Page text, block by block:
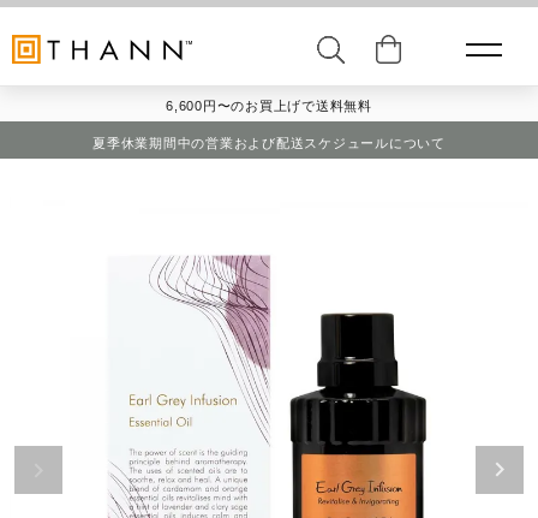
6,600円〜のお買上げで送料無料
夏季休業期間中の営業および配送スケジュールについて